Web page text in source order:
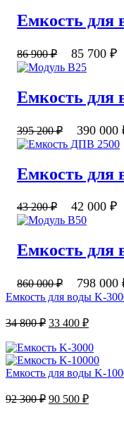
Емкость для
86 900₽ 85 700 ₽
Емкость для
395 200₽ 390 000
Емкость для
43 200₽ 42 000 ₽
Емкость для
860 000₽ 798 000
Емкость для воды K-
34 800₽ 33 400 ₽
Емкость для воды K-
92 300₽ 90 500 ₽